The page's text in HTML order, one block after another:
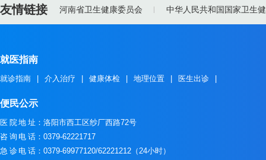
友情链接 河南省卫生健康委员会 中华人民共和国国家卫生
就医指南
就诊指南 介入治疗 健康体检 地理位置 医生出诊
便民公示
医院地址 ：洛阳市西工区纱厂西路72号
咨询电话 ：0379-62221717
急诊电话 ：0379-69977120/62221212（24小时）